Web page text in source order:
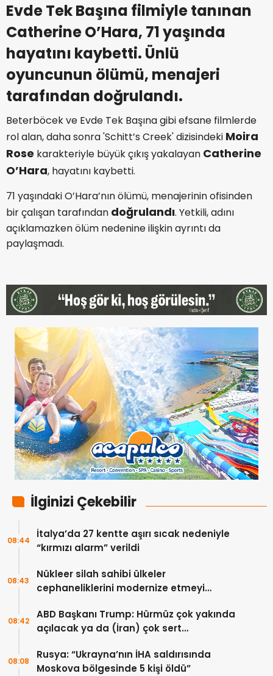
Evde Tek Başına filmiyle tanınan
Catherine O’Hara, 71 yaşında
hayatını kaybetti. Ünlü
oyuncunun ölümü, menajeri
tarafından doğrulandı.
Beterböcek ve Evde Tek Başına gibi efsane filmlerde
rol alan, daha sonra 'Schitt’s Creek' dizisindeki Moira
Rose karakteriyle büyük çıkış yakalayan Catherine
O’Hara, hayatını kaybetti.
71 yaşındaki O’Hara’nın ölümü, menajerinin ofisinden
bir çalışan tarafından doğrulandı. Yetkili, adını
açıklamazken ölüm nedenine ilişkin ayrıntı da
paylaşmadı.
İlginizi Çekebilir
İtalya’da 27 kentte aşırı sıcak nedeniyle
“kırmızı alarm” verildi
08:44
Nükleer silah sahibi ülkeler
cephaneliklerini modernize etmeyi
08:43
ABD Başkanı Trump: Hürmüz çok yakında
açılacak ya da (İran) çok sert
08:42
Rusya: “Ukrayna’nın İHA saldırısında
Moskova bölgesinde 5 kişi öldü”
08:08